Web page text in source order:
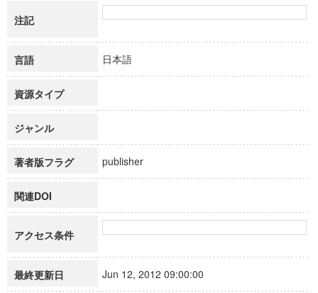
注記
言語 日本語
資源タイプ
ジャンル
著者版フラグ publisher
関連DOI
アクセス条件
最終更新日 Jun 12, 2012 09:00:00